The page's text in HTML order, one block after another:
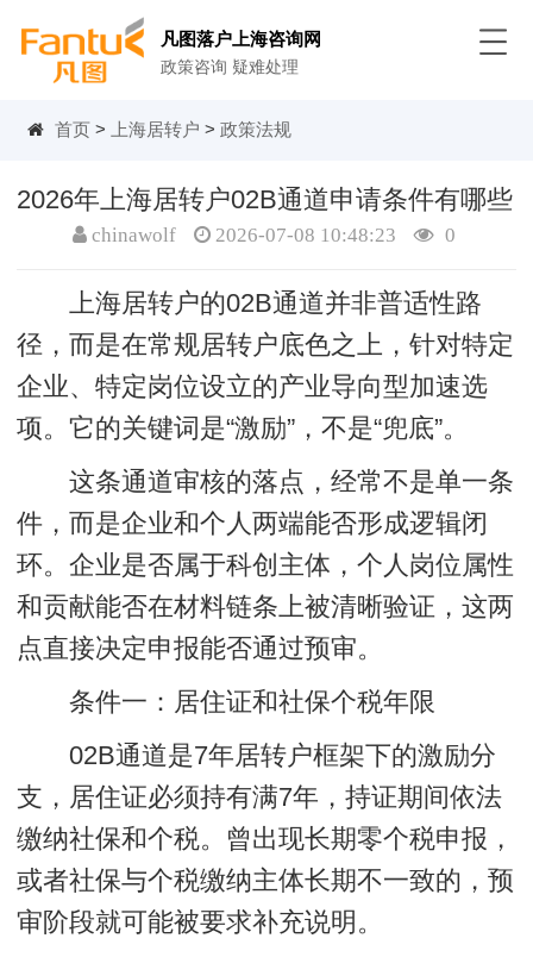
凡图落户上海咨询网
政策咨询 疑难处理
首页 > 上海居转户 >政策法规
2026年上海居转户02B通道申请条件有哪些
chinawolf 2026-07-08 10:48:23 0
上海居转户的02B通道并非普适性路
径，而是在常规居转户底色之上，针对特定
企业、特定岗位设立的产业导向型加速选
项。它的关键词是“激励”，不是“兜底”。
这条通道审核的落点，经常不是单一条
件，而是企业和个人两端能否形成逻辑闭
环。企业是否属于科创主体，个人岗位属性
和贡献能否在材料链条上被清晰验证，这两
点直接决定申报能否通过预审。
条件一：居住证和社保个税年限
02B通道是7年居转户框架下的激励分
支，居住证必须持有满7年，持证期间依法
缴纳社保和个税。曾出现长期零个税申报，
或者社保与个税缴纳主体长期不一致的，预
审阶段就可能被要求补充说明。